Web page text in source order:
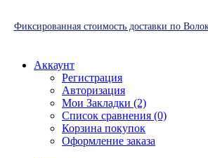
Фиксированная стоимость доставки по
Аккаунт
Регистрация
Авторизация
Мои Закладки (2)
Список сравнения (0)
Корзина покупок
Оформление заказа